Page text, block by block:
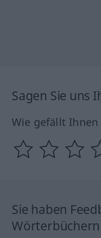
Sagen Sie uns
Wie gefällt
Sie haben